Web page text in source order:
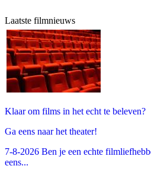
Laatste filmnieuws
Klaar om films in het echt te beleven?
Ga eens naar het theater!
7-8-2026 Ben je een echte
eens...